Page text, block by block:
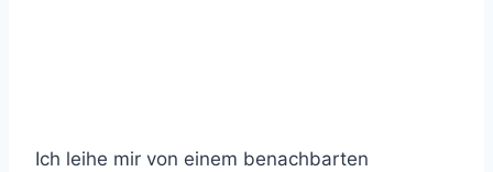
Ich leihe mir von einem benachbarten